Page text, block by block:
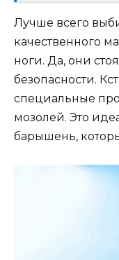
Лучше всего
качественного
ноги. Да, они
безопасности.
специальные
мозолей. Это
барышень,